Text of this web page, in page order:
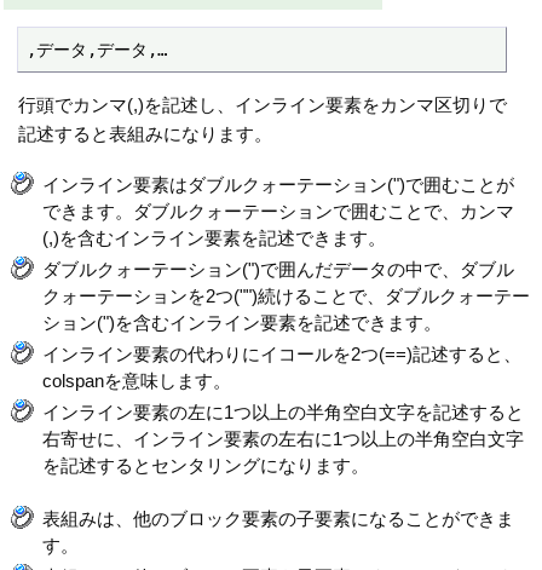
,データ,データ,…
行頭でカンマ(,)を記述し、インライン要素をカンマ区切りで
記述すると表組みになります。
インライン要素はダブルクォーテーション(")で囲むことが
できます。ダブルクォーテーションで囲むことで、カンマ
(,)を含むインライン要素を記述できます。
ダブルクォーテーション(")で囲んだデータの中で、ダブル
クォーテーションを2つ("")続けることで、ダブルクォーテー
ション(")を含むインライン要素を記述できます。
インライン要素の代わりにイコールを2つ(==)記述すると、
colspanを意味します。
インライン要素の左に1つ以上の半角空白文字を記述すると
右寄せに、インライン要素の左右に1つ以上の半角空白文字
を記述するとセンタリングになります。
表組みは、他のブロック要素の子要素になることができま
す。